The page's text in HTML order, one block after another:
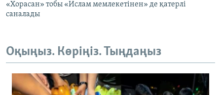
«Хорасан» тобы «Ислам мемлекетінен» де қатерлі
саналады
Оқыңыз. Көріңіз. Тыңдаңыз